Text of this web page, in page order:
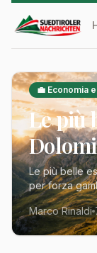
💼 Economia
Le più
Le più belle
per forza
spettacolari
Marco Rinaldi